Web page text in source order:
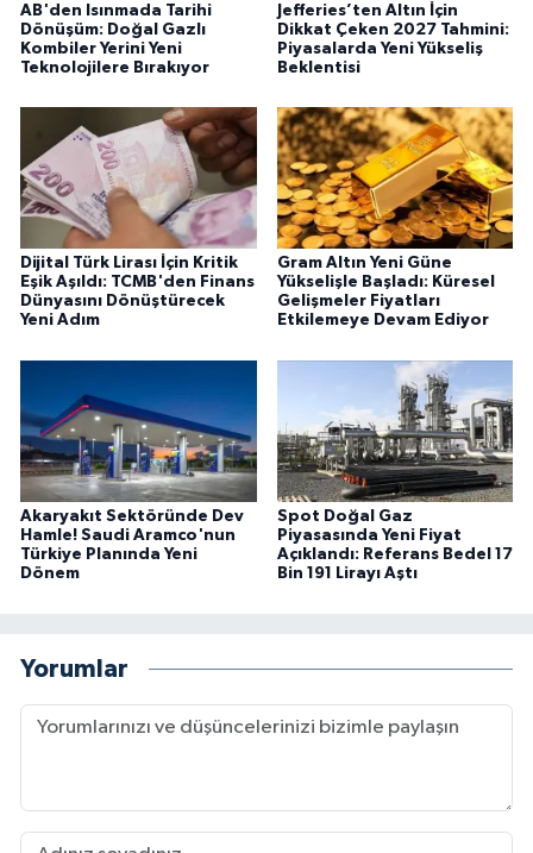
AB'den Isınmada Tarihi
Dönüşüm: Doğal Gazlı
Kombiler Yerini Yeni
Teknolojilere Bırakıyor
Jefferies’ten Altın İçin
Dikkat Çeken 2027 Tahmini:
Piyasalarda Yeni Yükseliş
Beklentisi
Dijital Türk Lirası İçin Kritik
Eşik Aşıldı: TCMB'den Finans
Dünyasını Dönüştürecek
Yeni Adım
Gram Altın Yeni Güne
Yükselişle Başladı: Küresel
Gelişmeler Fiyatları
Etkilemeye Devam Ediyor
Akaryakıt Sektöründe Dev
Hamle! Saudi Aramco'nun
Türkiye Planında Yeni
Dönem
Spot Doğal Gaz
Piyasasında Yeni Fiyat
Açıklandı: Referans Bedel 17
Bin 191 Lirayı Aştı
Yorumlar